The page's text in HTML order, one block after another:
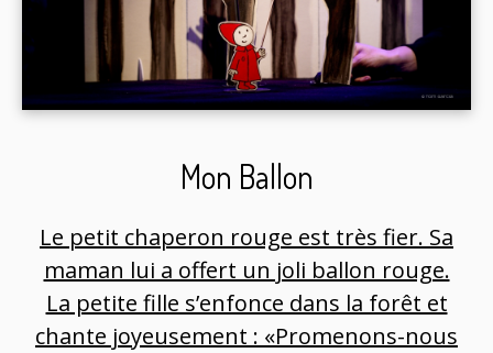
Mon Ballon
Le petit chaperon rouge est très fier. Sa
maman lui a offert un joli ballon rouge.
La petite fille s’enfonce dans la forêt et
chante joyeusement : «Promenons-nous